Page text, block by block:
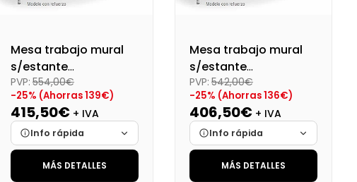
Mesa trabajo mural
s/estante
desmontado
Dim:1600X600X850
PVP: 554,00€
-25% (Ahorras 139€)
415,50€ + IVA
Info rápida
Marca
Cargando…
MÁS DETALLES
Mesa trabajo mural
s/estante
desmontado
Dim:1500X600X850
PVP: 542,00€
-25% (Ahorras 136€)
406,50€ + IVA
Info rápida
Marca
Cargando…
MÁS DETALLES